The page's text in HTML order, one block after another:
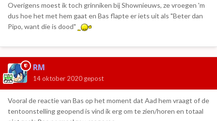
Overigens moest ik toch grinniken bij Shownieuws, ze vroegen 'm
dus hoe het met hem gaat en Bas flapte er iets uit als "Beter dan
Pipo, want die is dood"
RM
14 oktober 2020 gepost
Vooral de reactie van Bas op het moment dat Aad hem vraagt of de
tentoonstelling geopend is vind ik erg om te zien/horen en totaal